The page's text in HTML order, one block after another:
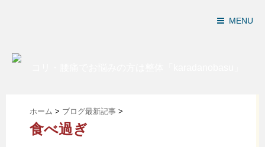
MENU
ホーム > ブログ最新記事 >
食べ過ぎ